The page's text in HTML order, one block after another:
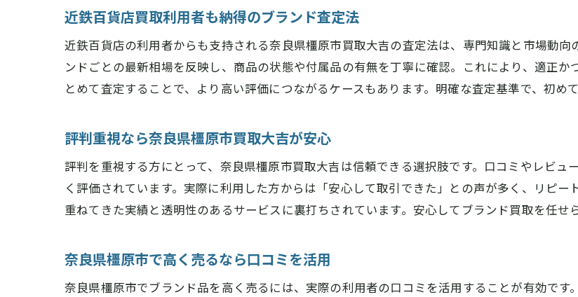
高価買取を狙うなら知っておきたい奈良県橿原
奈良県橿原市買取大吉の高価買取の秘密に
買取価格を上げる奈良県橿原市のコツとは
奈良県橿原市で相場チェックが重要な理由
ネットと比較した奈良県橿原市買取大吉の
壊れたブランド品も奈良県橿原市買取大吉で納
壊れた品も奈良県橿原市買取大吉なら安心
壊れた時計やアクセも奈良県橿原市買取大
近鉄百貨店買取利用者も納得のブランド査定法
近鉄百貨店の利用者からも支持される奈良県橿原市買取大吉の査定法は、専門知識と市場動
ンドごとの最新相場を反映し、商品の状態や付属品の有無を丁寧に確認。これにより、適正
とめて査定することで、より高い評価につながるケースもあります。明確な査定基準で、初め
評判重視なら奈良県橿原市買取大吉が安心
評判を重視する方にとって、奈良県橿原市買取大吉は信頼できる選択肢です。口コミやレビ
く評価されています。実際に利用した方からは「安心して取引できた」との声が多く、リピ
重ねてきた実績と透明性のあるサービスに裏打ちされています。安心してブランド買取を任せ
奈良県橿原市で高く売るなら口コミを活用
奈良県橿原市でブランド品を高く売るには、実際の利用者の口コミを活用することが有効で